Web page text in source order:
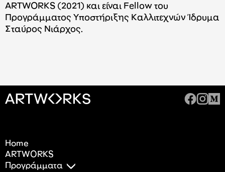
ARTWORKS (2021) και είναι Fellow του
Προγράμματος Υποστήριξης Καλλιτεχνών Ίδρυμα
Σταύρος Νιάρχος.
Home
ARTWORKS
Προγράμματα